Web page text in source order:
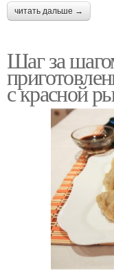
читать дальше →
Шаг за
с красной